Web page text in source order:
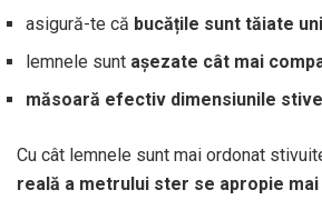
asigură-te că bucățile sunt tăiate
lemnele sunt așezate cât mai
măsoară efectiv dimensiunile
Cu cât lemnele sunt mai ordonat
reală a metrului ster se apropie